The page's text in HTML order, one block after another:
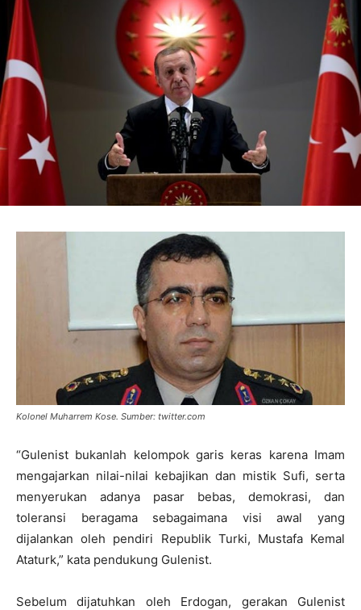
Kolonel Muharrem Kose. Sumber: twitter.com
“Gulenist bukanlah kelompok garis keras karena Imam
mengajarkan nilai-nilai kebajikan dan mistik Sufi, serta
menyerukan adanya pasar bebas, demokrasi, dan
toleransi beragama sebagaimana visi awal yang
dijalankan oleh pendiri Republik Turki, Mustafa Kemal
Ataturk,” kata pendukung Gulenist.
Sebelum dijatuhkan oleh Erdogan, gerakan Gulenist